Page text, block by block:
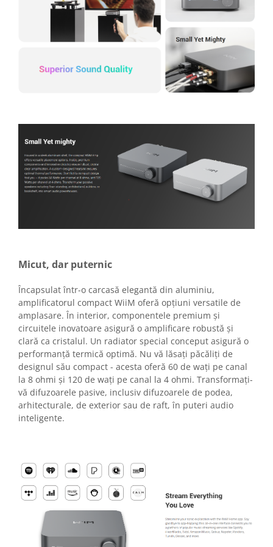
Micut, dar puternic
Încapsulat într-o carcasă elegantă din aluminiu,
amplificatorul compact WiiM oferă opțiuni versatile de
amplasare. În interior, componentele premium și
circuitele inovatoare asigură o amplificare robustă și
clară ca cristalul. Un radiator special conceput asigură o
performanță termică optimă. Nu vă lăsați păcăliți de
designul său compact - acesta oferă 60 de wați pe canal
la 8 ohmi și 120 de wați pe canal la 4 ohmi. Transformați-
vă difuzoarele pasive, inclusiv difuzoarele de podea,
arhitecturale, de exterior sau de raft, în puteri audio
inteligente.